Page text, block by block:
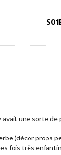
une sorte de
(décor props
fois très